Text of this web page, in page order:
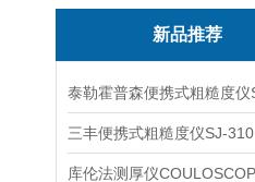
新品推荐
三丰便携式粗糙度仪SJ-310